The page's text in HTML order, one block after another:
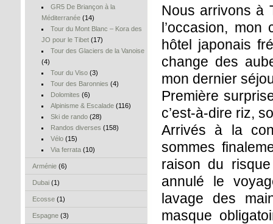
GR5 De Briançon à la
Méditerranée (14)
Tour du Mont Blanc – Kora des
JO pour le Tibet (17)
Tour des Glaciers de la Vanoise
(4)
Tour du Viso(3)
Tour des Baronnies (4)
Dolomites (6)
Alpinisme & Escalade(116)
Ski de rando(28)
Randos diverses (158)
Vélo(15)
Via ferrata(10)
Arménie (6)
Dubai (1)
Ecosse (1)
Espagne (3)
Nous arrivons à
l’occasion,
hôtel japonais
change des
mon dernier
Première
c’est-à-dire riz,
Arrivés à la
sommes
raison du
annulé le
lavage des
masque